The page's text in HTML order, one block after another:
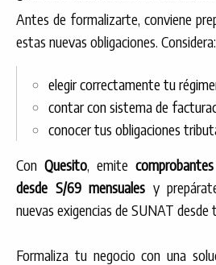
Antes de formalizarte, conviene
estas nuevas obligaciones. Considera:
elegir correctamente tu
contar con sistema de
conocer tus obligaciones
Con Quesito , emite
desde S/69 mensuales y
nuevas exigencias de SUNAT desde
Formaliza tu negocio con una